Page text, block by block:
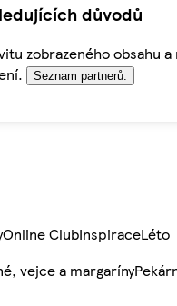
důvodů
zobrazeného obsahu
Seznam partnerů.
Online ClubInspiraceLéto
vejce a margaríny